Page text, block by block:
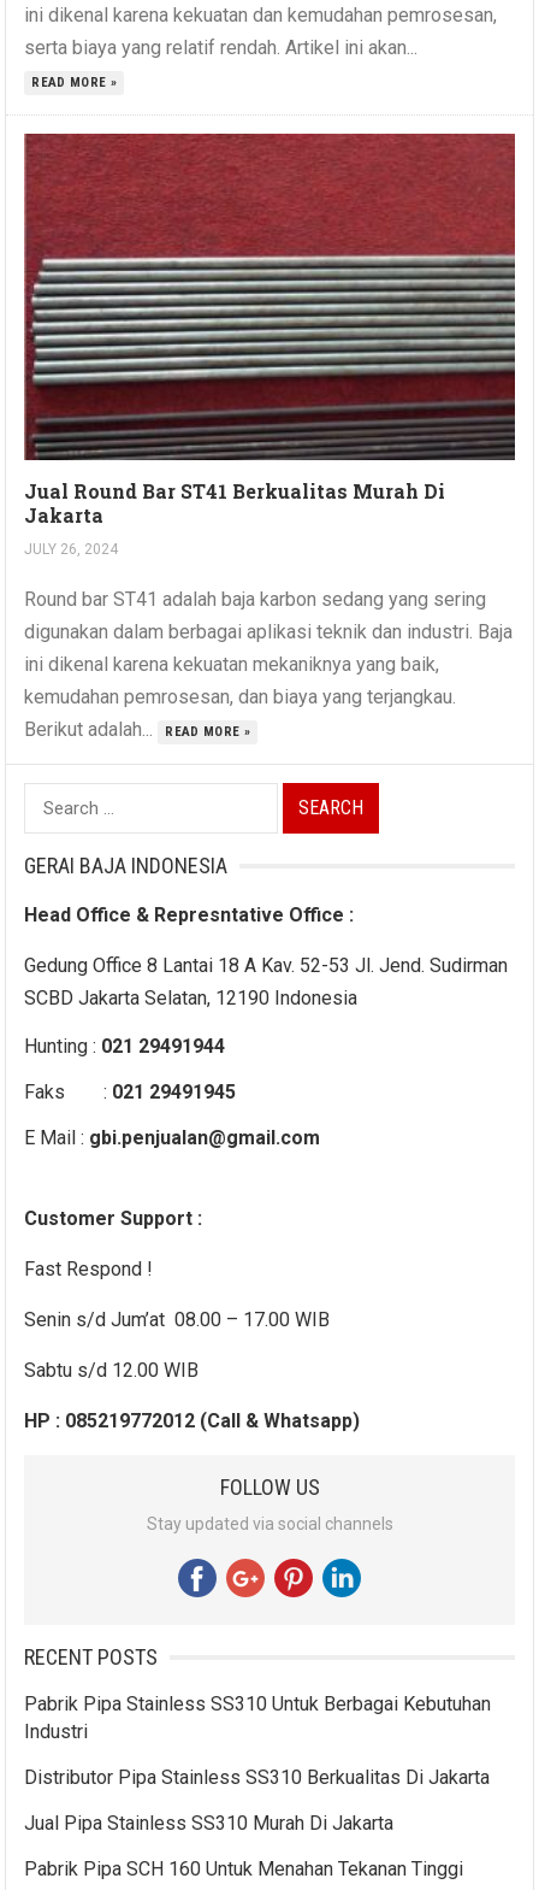
ini dikenal karena kekuatan dan kemudahan pemrosesan,
serta biaya yang relatif rendah. Artikel ini akan...
READ MORE »
Jual Round Bar ST41 Berkualitas Murah Di
Jakarta
JULY 26, 2024
Round bar ST41 adalah baja karbon sedang yang sering
digunakan dalam berbagai aplikasi teknik dan industri. Baja
ini dikenal karena kekuatan mekaniknya yang baik,
kemudahan pemrosesan, dan biaya yang terjangkau.
Berikut adalah...
READ MORE »
Search
for:
GERAI BAJA INDONESIA
Head Office & Represntative Office :
Gedung Office 8 Lantai 18 A Kav. 52-53 Jl. Jend. Sudirman
SCBD Jakarta Selatan, 12190 Indonesia
Hunting : 021 29491944
Faks : 021 29491945
E Mail : gbi.penjualan@gmail.com
Customer Support :
Fast Respond !
Senin s/d Jum’at 08.00 – 17.00 WIB
Sabtu s/d 12.00 WIB
HP : 085219772012 (Call & Whatsapp)
FOLLOW US
Stay updated via social channels
RECENT POSTS
Pabrik Pipa Stainless SS310 Untuk Berbagai Kebutuhan
Industri
Distributor Pipa Stainless SS310 Berkualitas Di Jakarta
Jual Pipa Stainless SS310 Murah Di Jakarta
Pabrik Pipa SCH 160 Untuk Menahan Tekanan Tinggi